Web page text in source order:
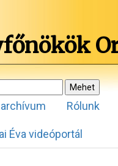
Rólunk
Éva videóportál